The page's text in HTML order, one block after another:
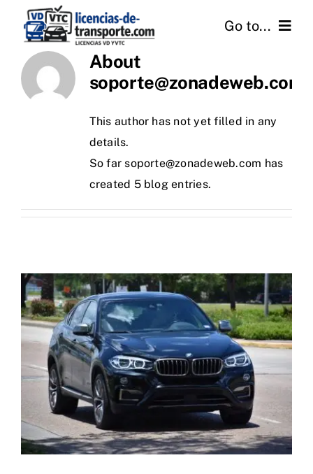
content
Go to...
Inicio
FAQ
Blog
Contacto
About
soporte@zonadeweb.com
This author has not yet filled in any
details.
So far soporte@zonadeweb.com has
created 5 blog entries.